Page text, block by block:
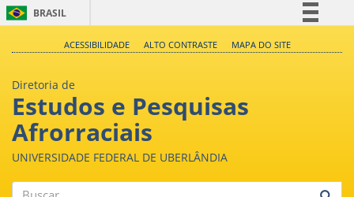
BRASIL
Acesso à informação
ACESSIBILIDADE ALTO CONTRASTE MAPA DO SITE
Diretoria de
Estudos e Pesquisas
Afrorraciais
UNIVERSIDADE FEDERAL DE UBERLÂNDIA